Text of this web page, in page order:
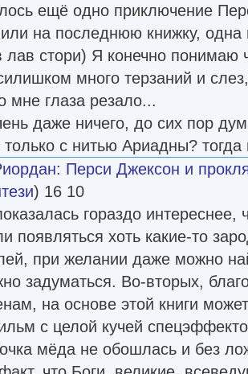
ещё одно приключение
на последнюю книжку,
лав стори) Я конечно понимаю
много терзаний и
мне глаза резало...
даже ничего, до сих пор
с нитью Ариадны?
: Перси Джексон и
) 16 10
гораздо
появляться хоть какие-то
при желании даже можно
задуматься. Во-вторых,
на основе этой книги
с целой кучей
мёда не обошлась и без